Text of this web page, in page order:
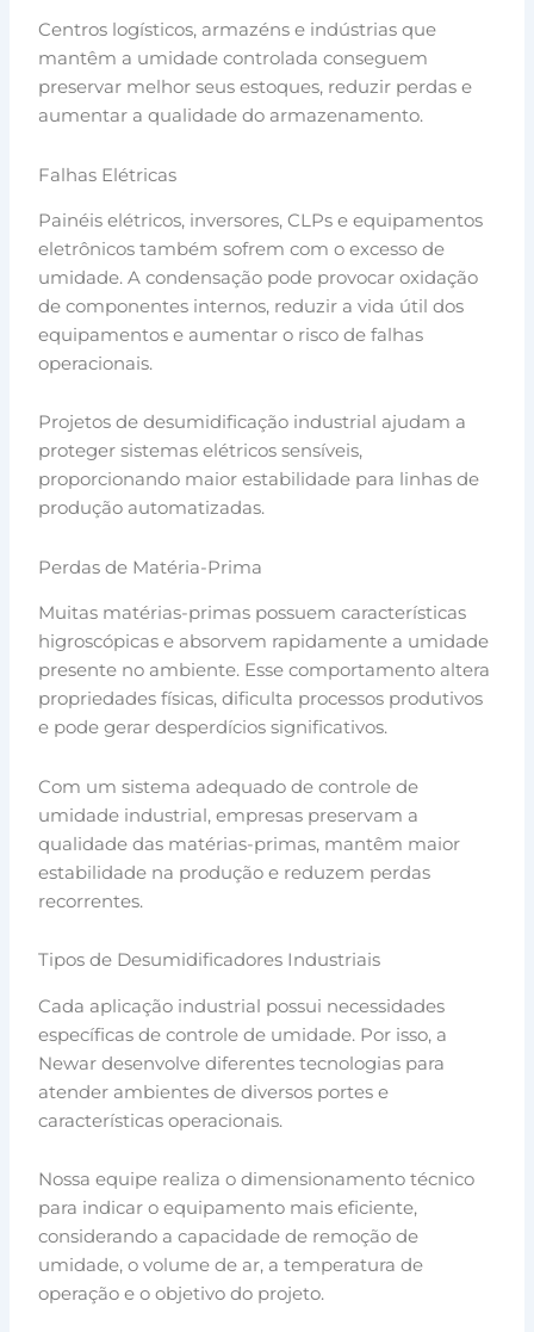
Centros logísticos, armazéns e indústrias que
mantêm a umidade controlada conseguem
preservar melhor seus estoques, reduzir perdas e
aumentar a qualidade do armazenamento.
Falhas Elétricas
Painéis elétricos, inversores, CLPs e equipamentos
eletrônicos também sofrem com o excesso de
umidade. A condensação pode provocar oxidação
de componentes internos, reduzir a vida útil dos
equipamentos e aumentar o risco de falhas
operacionais.
Projetos de desumidificação industrial ajudam a
proteger sistemas elétricos sensíveis,
proporcionando maior estabilidade para linhas de
produção automatizadas.
Perdas de Matéria-Prima
Muitas matérias-primas possuem características
higroscópicas e absorvem rapidamente a umidade
presente no ambiente. Esse comportamento altera
propriedades físicas, dificulta processos produtivos
e pode gerar desperdícios significativos.
Com um sistema adequado de controle de
umidade industrial, empresas preservam a
qualidade das matérias-primas, mantêm maior
estabilidade na produção e reduzem perdas
recorrentes.
Tipos de Desumidificadores Industriais
Cada aplicação industrial possui necessidades
específicas de controle de umidade. Por isso, a
Newar desenvolve diferentes tecnologias para
atender ambientes de diversos portes e
características operacionais.
Nossa equipe realiza o dimensionamento técnico
para indicar o equipamento mais eficiente,
considerando a capacidade de remoção de
umidade, o volume de ar, a temperatura de
operação e o objetivo do projeto.